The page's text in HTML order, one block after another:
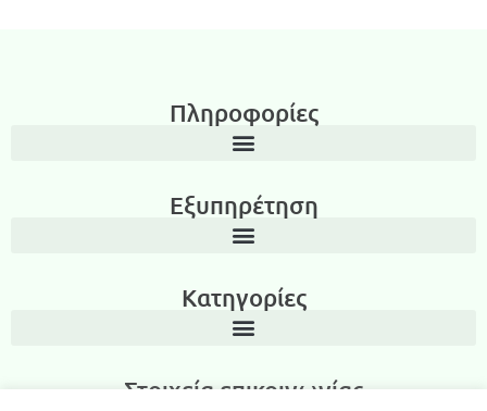
Πληροφορίες
Εξυπηρέτηση
Κατηγορίες
Στοιχεία επικοινωνίας